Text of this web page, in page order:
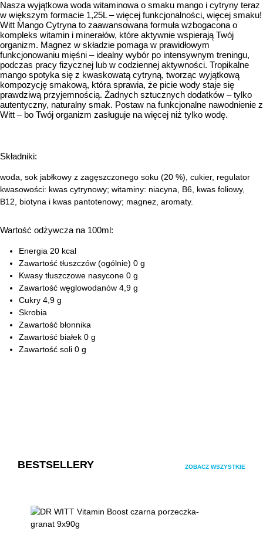
Nasza wyjątkowa woda witaminowa o smaku mango i cytryny teraz
w większym formacie 1,25L – więcej funkcjonalności, więcej smaku!
Witt Mango Cytryna to zaawansowana formuła wzbogacona o
kompleks witamin i minerałów, które aktywnie wspierają Twój
organizm. Magnez w składzie pomaga w prawidłowym
funkcjonowaniu mięśni – idealny wybór po intensywnym treningu,
podczas pracy fizycznej lub w codziennej aktywności. Tropikalne
mango spotyka się z kwaskowatą cytryną, tworząc wyjątkową
kompozycję smakową, która sprawia, że picie wody staje się
prawdziwą przyjemnością. Żadnych sztucznych dodatków – tylko
autentyczny, naturalny smak. Postaw na funkcjonalne nawodnienie z
Witt – bo Twój organizm zasługuje na więcej niż tylko wodę.
Składniki:
woda, sok jabłkowy z zagęszczonego soku (20 %), cukier, regulator
kwasowości: kwas cytrynowy; witaminy: niacyna, B6, kwas foliowy,
B12, biotyna i kwas pantotenowy; magnez, aromaty.
Wartość odżywcza na 100ml:
Energia 20 kcal
Zawartość tłuszczów (ogólnie) 0 g
Kwasy tłuszczowe nasycone 0 g
Zawartość węglowodanów 4,9 g
Cukry 4,9 g
Skrobia
Zawartość błonnika
Zawartość białek 0 g
Zawartość soli 0 g
Pomiń galerię produktów
BESTSELLERY ZOBACZ WSZYSTKIE